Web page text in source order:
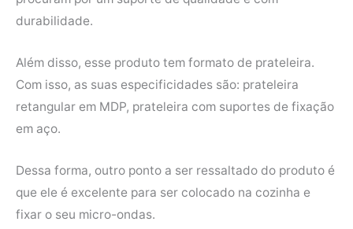
durabilidade.
Além disso, esse produto tem formato de prateleira.
Com isso, as suas especificidades são: prateleira
retangular em MDP, prateleira com suportes de fixação
em aço.
Dessa forma, outro ponto a ser ressaltado do produto é
que ele é excelente para ser colocado na cozinha e
fixar o seu micro-ondas.